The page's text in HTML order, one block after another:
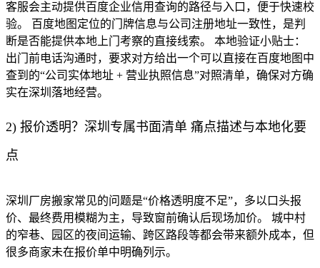
客服会主动提供百度企业信用查询的路径与入口，便于快速校
验。 百度地图定位的门牌信息与公司注册地址一致性，是判
断是否能提供本地上门考察的直接线索。 本地验证小贴士：
出门前电话沟通时，要求对方给出一个可以直接在百度地图中
查到的“公司实体地址 + 营业执照信息”对照清单，确保对方确
实在深圳落地经营。
2) 报价透明？深圳专属书面清单 痛点描述与本地化要
点
深圳厂房搬家常见的问题是“价格透明度不足”，多以口头报
价、最终费用模糊为主，导致窗前确认后现场加价。 城中村
的窄巷、园区的夜间运输、跨区路段等都会带来额外成本，但
很多商家未在报价单中明确列示。